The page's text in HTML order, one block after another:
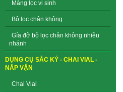
Màng lọc vi sinh
Bộ lọc chân không
Gía đỡ bộ lọc chân không nhiều
nhánh
DỤNG CỤ SẮC KÝ - CHAI VIAL -
NẮP VẶN
Chai Vial